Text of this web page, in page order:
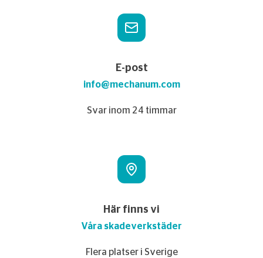
E-post
info@mechanum.com
Svar inom 24 timmar
Här finns vi
Våra skadeverkstäder
Flera platser i Sverige